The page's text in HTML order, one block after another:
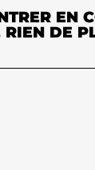
EN
RIEN DE